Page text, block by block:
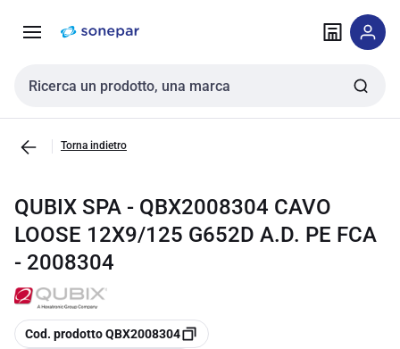
navigazione alla
Cerca input
Torna indietro
QUBIX SPA - QBX2008304 CAVO
LOOSE 12X9/125 G652D A.D. PE FCA
- 2008304
copia
Cod. prodotto QBX2008304